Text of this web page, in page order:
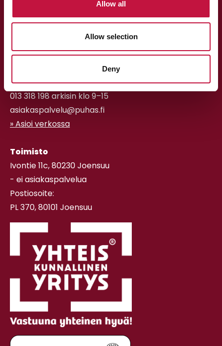
Allow all
Allow selection
Deny
Asiakaspalvelu
013 318 198 arkisin klo 9–15
asiakaspalvelu@puhas.fi
» Asioi verkossa
Toimisto
Ivontie 11c, 80230 Joensuu
- ei asiakaspalvelua
Postiosoite:
PL 370, 80101 Joensuu